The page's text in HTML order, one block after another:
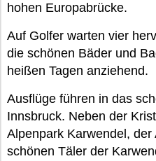
hohen Europabrücke.
Auf Golfer warten vier
die schönen Bäder und
heißen Tagen anziehend.
Ausflüge führen in das
Innsbruck. Neben der
Alpenpark Karwendel,
schönen Täler der